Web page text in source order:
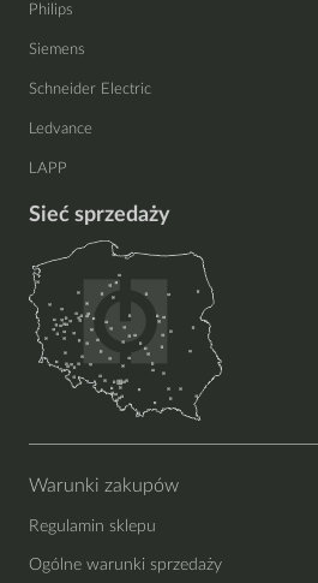
Philips
Siemens
Schneider Electric
Ledvance
LAPP
Sieć sprzedaży
Warunki zakupów
Regulamin sklepu
Ogólne warunki sprzedaży